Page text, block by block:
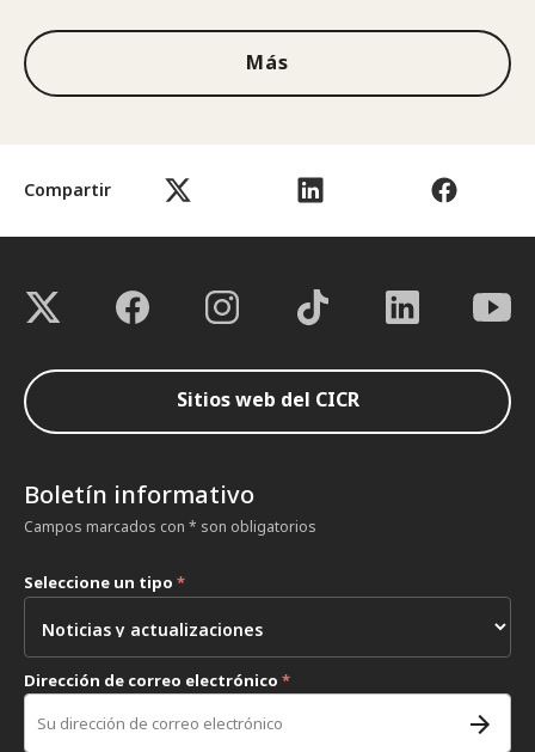
Compartir
Más
Sitios web del CICR
Boletín informativo
Campos marcados con * son obligatorios
Seleccione un tipo *
Dirección de correo electrónico *